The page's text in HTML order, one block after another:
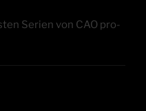
Seri­en von CAO pro­